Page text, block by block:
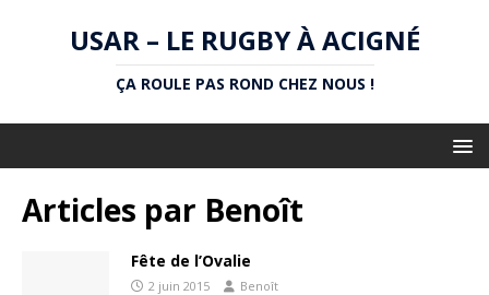
USAR – LE RUGBY À ACIGNÉ
ÇA ROULE PAS ROND CHEZ NOUS !
Articles par Benoît
Fête de l’Ovalie
2 juin 2015 Benoît